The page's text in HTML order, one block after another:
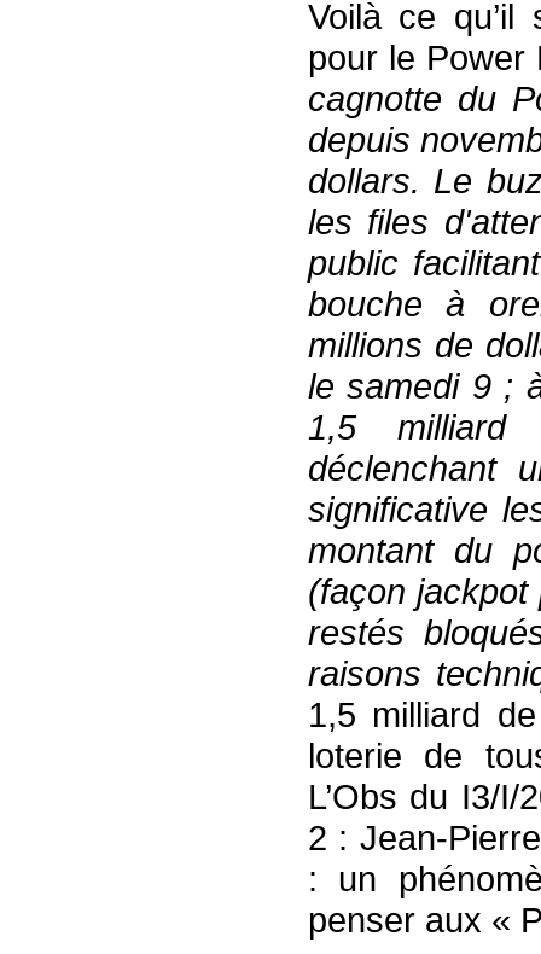
Voilà ce qu’il
pour le
cagnotte du
depuis
dollars. Le
les files
public
bouche à
millions de
le samedi 9 ;
1,5
déclenchant
significative
montant du
(façon
restés
raisons
1,5 milliard
loterie de
L’Obs du I3/
2 : Jean-
: un
penser aux «